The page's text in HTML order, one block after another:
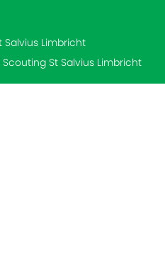
Limbricht
St Salvius Limbricht